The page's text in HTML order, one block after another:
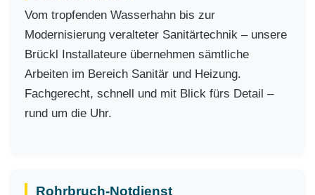
Vom tropfenden Wasserhahn bis zur
Modernisierung veralteter Sanitärtechnik – unsere
Brückl Installateure übernehmen sämtliche
Arbeiten im Bereich Sanitär und Heizung.
Fachgerecht, schnell und mit Blick fürs Detail –
rund um die Uhr.
Rohrbruch-Notdienst